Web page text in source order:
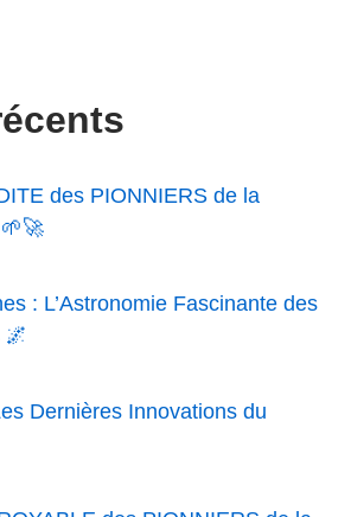
des PIONNIERS de la
: L’Astronomie Fascinante des
Dernières Innovations du